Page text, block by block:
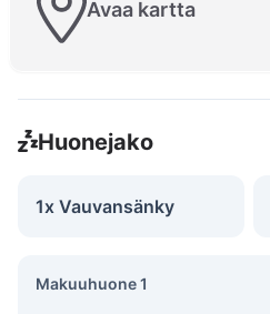
Avaa kartta
Huonejako
1x Vauvansänky
Makuuhuone 1